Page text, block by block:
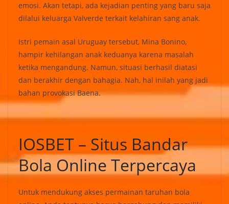
emosi. Akan tetapi, ada kejadian penting yang baru saja
dilalui keluarga Valverde terkait kelahiran sang anak.
Istri pemain asal Uruguay tersebut, Mina Bonino,
hampir kehilangan anak keduanya karena masalah
ketika mengandung. Namun, situasi berhasil diatasi
dan berakhir dengan bahagia. Nah, hal inilah yang jadi
bahan provokasi Baena.
IOSBET – Situs Bandar
Bola Online Terpercaya
Untuk mendukung akses permainan taruhan bola